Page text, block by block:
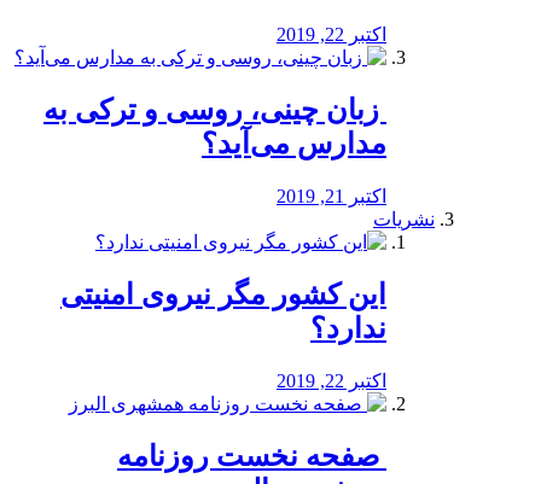
اکتبر 22, 2019
️ زبان چینی، روسی و ترکی به
مدارس می‌آید؟
اکتبر 21, 2019
نشریات
این کشور مگر نیروی امنیتی
ندارد؟
اکتبر 22, 2019
️ صفحه نخست روزنامه‌